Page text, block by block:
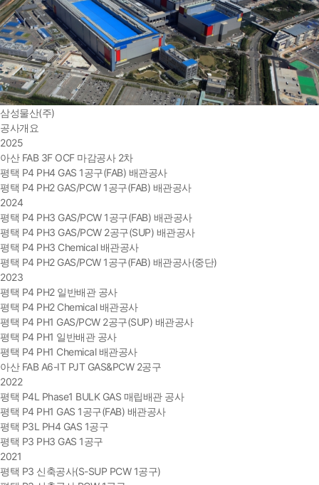
삼성물산(주)
공사개요
2025
아산 FAB 3F OCF 마감공사 2차
평택 P4 PH4 GAS 1공구(FAB) 배관공사
평택 P4 PH2 GAS/PCW 1공구(FAB) 배관공사
2024
평택 P4 PH3 GAS/PCW 1공구(FAB) 배관공사
평택 P4 PH3 GAS/PCW 2공구(SUP) 배관공사
평택 P4 PH3 Chemical 배관공사
평택 P4 PH2 GAS/PCW 1공구(FAB) 배관공사(중단)
2023
평택 P4 PH2 일반배관 공사
평택 P4 PH2 Chemical 배관공사
평택 P4 PH1 GAS/PCW 2공구(SUP) 배관공사
평택 P4 PH1 일반배관 공사
평택 P4 PH1 Chemical 배관공사
아산 FAB A6-IT PJT GAS&PCW 2공구
2022
평택 P4L Phase1 BULK GAS 매립배관 공사
평택 P4 PH1 GAS 1공구(FAB) 배관공사
평택 P3L PH4 GAS 1공구
평택 P3 PH3 GAS 1공구
2021
평택 P3 신축공사(S-SUP PCW 1공구)